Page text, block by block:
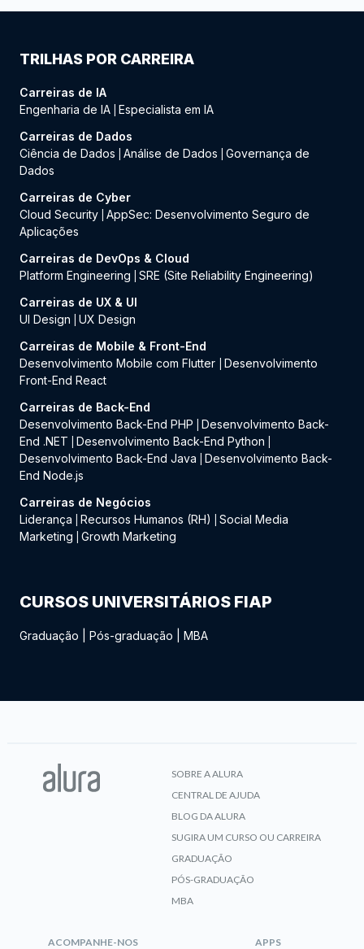
TRILHAS POR CARREIRA
Carreiras de IA
Engenharia de IA Especialista em IA
Carreiras de Dados
Ciência de Dados
Análise de Dados
Governança de
Dados
Carreiras de Cyber
Cloud Security AppSec: Desenvolvimento Seguro de
Aplicações
Carreiras de DevOps & Cloud
Platform Engineering
SRE (Site Reliability Engineering)
Carreiras de UX & UI
UI Design
UX Design
Carreiras de Mobile & Front-End
Desenvolvimento Mobile com Flutter
Desenvolvimento
Front-End React
Carreiras de Back-End
Desenvolvimento Back-End PHP
Desenvolvimento Back-
End .NET
Desenvolvimento Back-End Python
Desenvolvimento Back-End Java
Desenvolvimento Back-
End Node.js
Carreiras de Negócios
Liderança
Recursos Humanos (RH)
Social Media
Marketing
Growth Marketing
CURSOS UNIVERSITÁRIOS FIAP
Graduação Pós-graduação MBA
SOBRE A ALURA
CENTRAL DE AJUDA
BLOG DA ALURA
SUGIRA UM CURSO OU CARREIRA
GRADUAÇÃO
PÓS-GRADUAÇÃO
MBA
ACOMPANHE-NOS APPS